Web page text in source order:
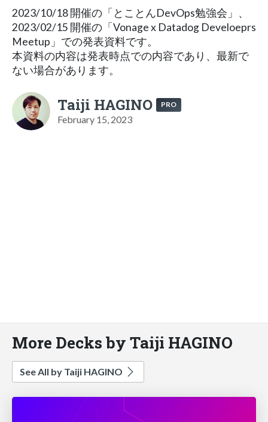
2023/10/18 開催の「とことんDevOps勉強会」、
2023/02/15 開催の「Vonage x Datadog Develoeprs
Meetup」での発表資料です。
本資料の内容は発表時点での内容であり、最新で
ない場合があります。
Taiji HAGINO PRO
February 15, 2023
More Decks by Taiji HAGINO
See All by Taiji HAGINO